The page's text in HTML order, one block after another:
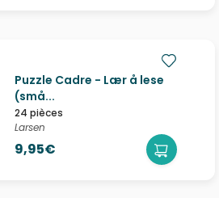
Puzzle Cadre - Lær å lese
(små...
24 pièces
Larsen
9,95€